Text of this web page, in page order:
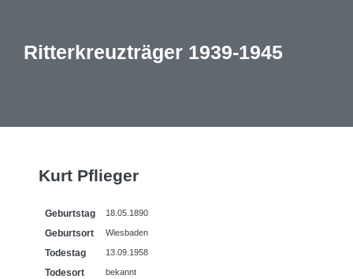
Ritterkreuzträger 1939-1945
Kurt Pflieger
Geburtstag 18.05.1890
Geburtsort Wiesbaden
Todestag 13.09.1958
Todesort bekannt